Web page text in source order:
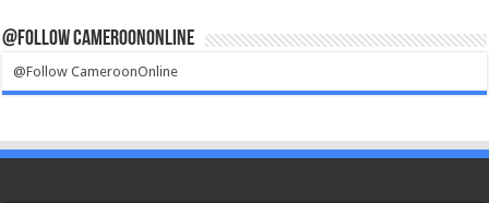
@Follow CameroonOnline
@Follow CameroonOnline